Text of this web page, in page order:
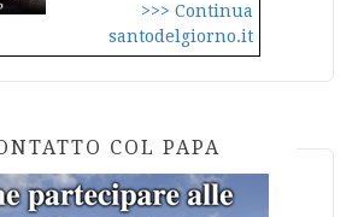
>>> Continua
santodelgiorno.it
COL PAPA